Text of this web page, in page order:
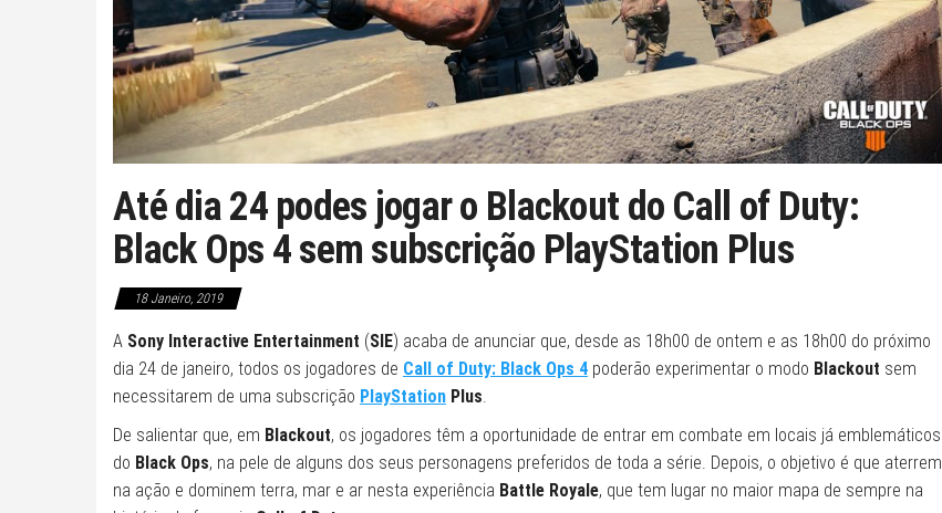
Até dia 24 podes jogar o Blackout do Call of Duty:
Black Ops 4 sem subscrição PlayStation Plus
18 Janeiro, 2019
A Sony Interactive Entertainment (SIE) acaba de anunciar que, desde as 18h00 de ontem e as 18h00 do próximo
dia 24 de janeiro, todos os jogadores de Call of Duty: Black Ops 4 poderão experimentar o modo Blackout sem
necessitarem de uma subscrição PlayStation Plus.
De salientar que, em Blackout, os jogadores têm a oportunidade de entrar em combate em locais já emblemáticos
do Black Ops, na pele de alguns dos seus personagens preferidos de toda a série. Depois, o objetivo é que aterrem
na ação e dominem terra, mar e ar nesta experiência Battle Royale, que tem lugar no maior mapa de sempre na